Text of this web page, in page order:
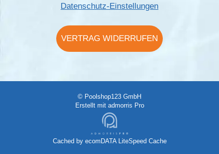
Datenschutz-Einstellungen
VERTRAG WIDERRUFEN
© Poolshop123 GmbH
Erstellt mit admorris Pro
Cached by ecomDATA LiteSpeed Cache